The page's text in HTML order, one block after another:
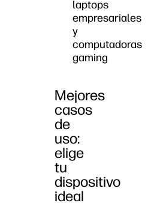
laptops
empresariales
y
computadoras
gaming
Mejores
casos
de
uso:
elige
tu
dispositivo
ideal